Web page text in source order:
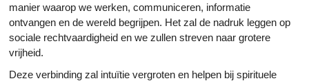
manier waarop we werken, communiceren, informatie
ontvangen en de wereld begrijpen. Het zal de nadruk leggen op
sociale rechtvaardigheid en we zullen streven naar grotere
vrijheid.
Deze verbinding zal intuïtie vergroten en helpen bij spirituele